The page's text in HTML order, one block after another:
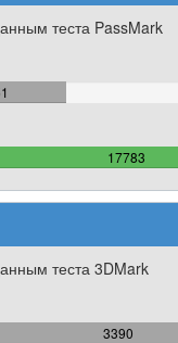
теста PassMark
17783
100%
теста 3DMark
3390